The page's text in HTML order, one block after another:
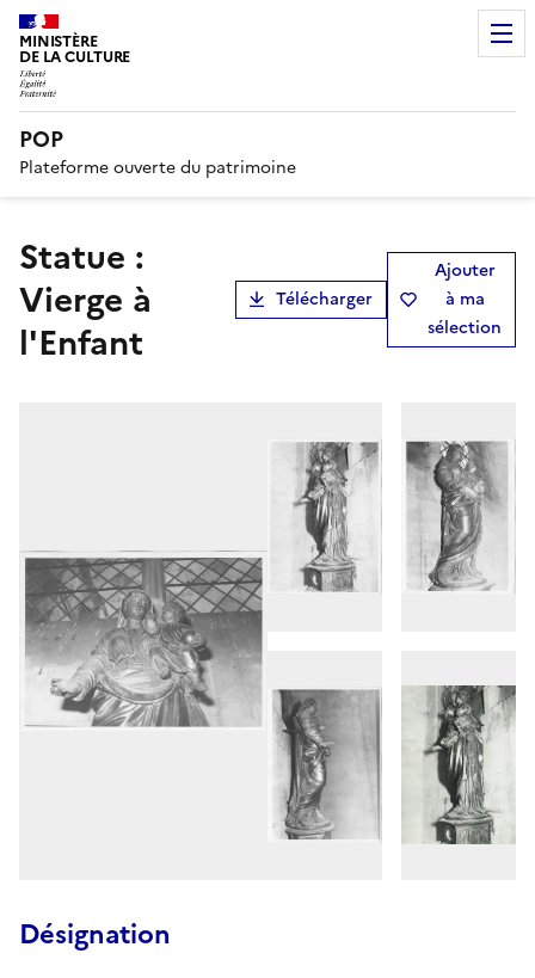
MINISTÈRE
DE LA CULTURE
POP
Plateforme ouverte du patrimoine
statue :
Vierge à
l'Enfant
Télécharger
Ajouter
à ma
sélection
Désignation